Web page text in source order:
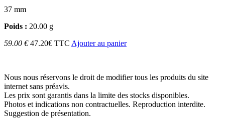
37 mm
Poids : 20.00 g
59.00 €47.20€ TTC Ajouter au panier
Nous nous réservons le droit de modifier tous les produits du site
internet sans préavis.
Les prix sont garantis dans la limite des stocks disponibles.
Photos et indications non contractuelles. Reproduction interdite.
Suggestion de présentation.